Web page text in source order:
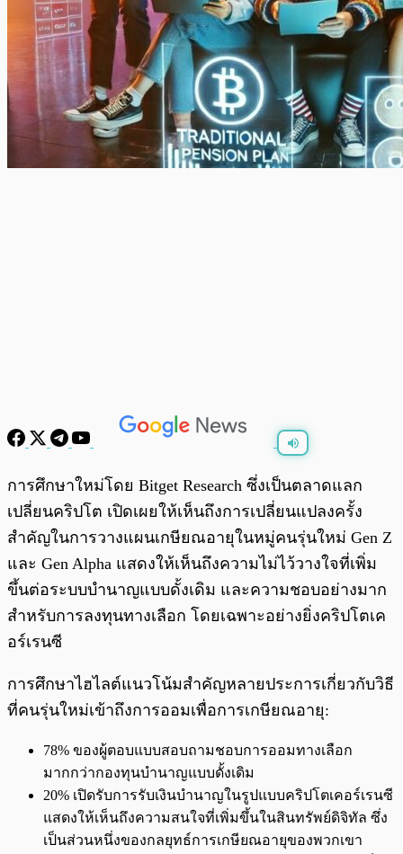
พร้อมเล่น
การศึกษาใหม่โดย Bitget Research ซึ่งเป็นตลาดแลก
เปลี่ยนคริปโต เปิดเผยให้เห็นถึงการเปลี่ยนแปลงครั้ง
สำคัญในการวางแผนเกษียณอายุในหมู่คนรุ่นใหม่ Gen Z
และ Gen Alpha แสดงให้เห็นถึงความไม่ไว้วางใจที่เพิ่ม
ขึ้นต่อระบบบำนาญแบบดั้งเดิม และความชอบอย่างมาก
สำหรับการลงทุนทางเลือก โดยเฉพาะอย่างยิ่งคริปโตเค
อร์เรนซี
การศึกษาไฮไลต์แนวโน้มสำคัญหลายประการเกี่ยวกับวิธี
ที่คนรุ่นใหม่เข้าถึงการออมเพื่อการเกษียณอายุ:
78% ของผู้ตอบแบบสอบถามชอบการออมทางเลือก
มากกว่ากองทุนบำนาญแบบดั้งเดิม
20% เปิดรับการรับเงินบำนาญในรูปแบบคริปโตเคอร์เรนซี
แสดงให้เห็นถึงความสนใจที่เพิ่มขึ้นในสินทรัพย์ดิจิทัล ซึ่ง
เป็นส่วนหนึ่งของกลยุทธ์การเกษียณอายุของพวกเขา